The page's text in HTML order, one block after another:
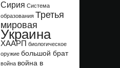
Сирия Система
образования Третья
мировая
Украина
ХААРП биологическое
оружие большой брат
война война в